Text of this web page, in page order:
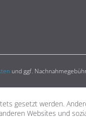
und ggf.
gesetzt werden.
Websites und